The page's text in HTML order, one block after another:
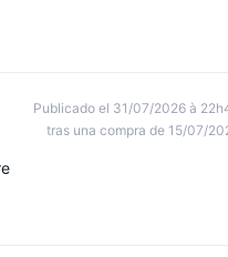
Publicado el 31/07/2026 à
tras una compra de 15/07/